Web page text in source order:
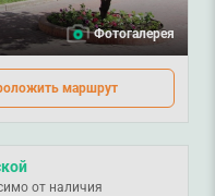
Фотогалерея
маршрут
от наличия